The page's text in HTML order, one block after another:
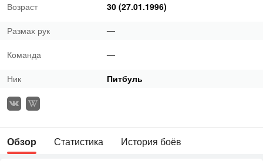
Возраст 30 (27.01.1996)
Размах рук —
Команда —
Ник Питбуль
Обзор Статистика История боёв